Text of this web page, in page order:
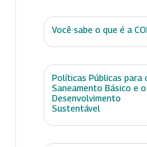
Você sabe o que é a
Políticas Públicas para
Saneamento Básico e o
Desenvolvimento
Sustentável